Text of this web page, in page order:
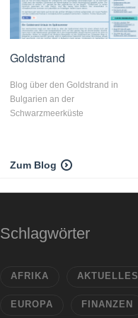
Goldstrand
Blog über den Goldstrand in
Bulgarien an der
Schwarzmeerküste
Zum Blog
Schlagwörter
AFRIKA AKTUELLES
EUROPA FINANZEN